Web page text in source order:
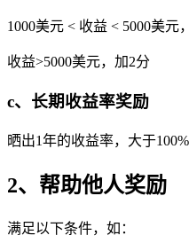
1000美元 < 收益 < 5000美元
收益>5000美元，加2分
c、长期收益率奖励
晒出1年的收益率，大于
2、帮助他人奖励
满足以下条件，如：